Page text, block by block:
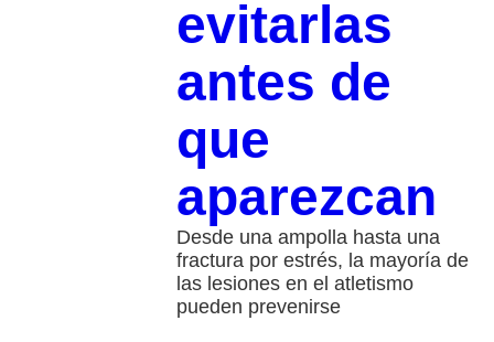
evitarlas
antes de
que
aparezcan
Desde una ampolla hasta una
fractura por estrés, la mayoría de
las lesiones en el atletismo
pueden prevenirse